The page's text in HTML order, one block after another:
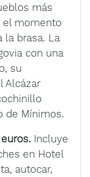
más
el momento
la brasa. La
con una
su
Alcázar
de Mínimos.
Incluye
en Hotel
autocar,